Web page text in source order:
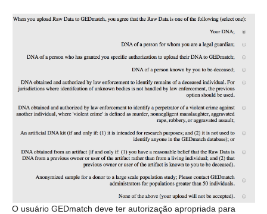
O usuário GEDmatch deve ter autorização apropriada para